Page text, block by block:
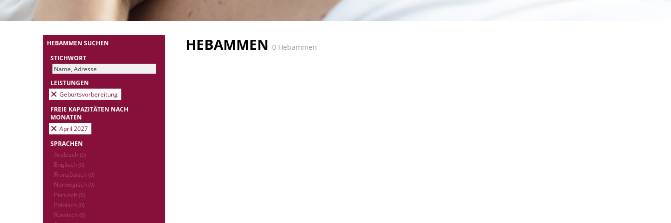
HEBAMMEN SUCHEN
STICHWORT
LEISTUNGEN
Geburtsvorbereitung
FREIE KAPAZITÄTEN NACH
MONATEN
April 2027
SPRACHEN
Arabisch (0)
Englisch (0)
Französisch (0)
Norwegisch (0)
Persisch (0)
Polnisch (0)
Russisch (0)
HEBAMMEN 0 Hebammen